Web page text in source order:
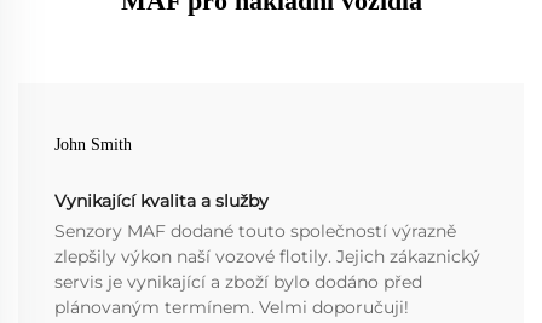
John Smith
Vynikající kvalita a služby
Senzory MAF dodané touto společností výrazně
zlepšily výkon naší vozové flotily. Jejich zákaznický
servis je vynikající a zboží bylo dodáno před
plánovaným termínem. Velmi doporučuji!